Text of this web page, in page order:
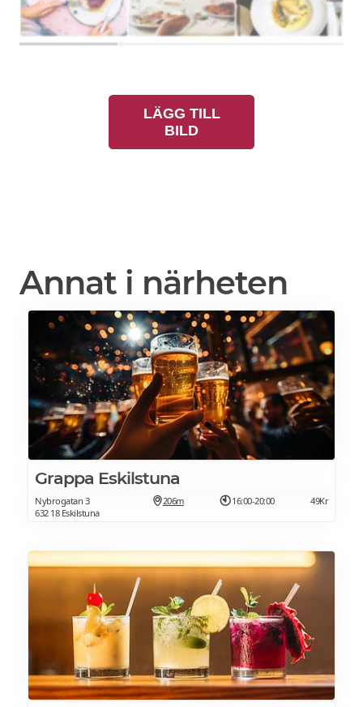
LÄGG TILL
BILD
Annat i närheten
Grappa Eskilstuna
Nybrogatan 3
632 18 Eskilstuna
206m 16:00-20:00 49Kr